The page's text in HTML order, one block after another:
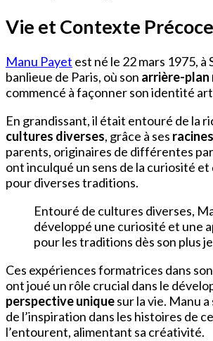
Vie et Contexte
Manu Payet est né le 22 mars 1975, à
banlieue de Paris, où son arrière-
commencé à façonner son identité
En grandissant, il était entouré de la
cultures diverses, grâce à ses
parents, originaires de différentes
ont inculqué un sens de la curiosité et
pour diverses traditions.
Entouré de cultures diverses,
développé une curiosité et une
pour les traditions dès son plus
Ces expériences formatrices dans
ont joué un rôle crucial dans le
perspective uniquesur la vie. Manu
de l’inspiration dans les histoires de
l’entourent, alimentant sa créativité.